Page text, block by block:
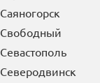
Саяногорск
Свободный
Севастополь
Северодвинск